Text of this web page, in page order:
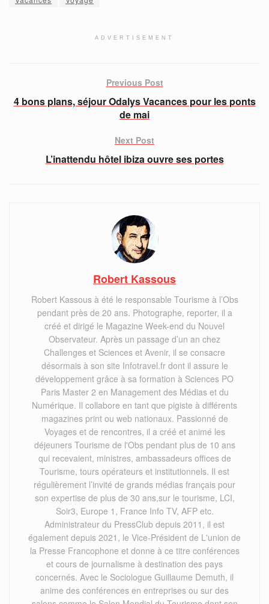
ADVERTISEMENT
Previous Post
4 bons plans, séjour Odalys Vacances pour les ponts
de mai
Next Post
L’inattendu hôtel ibiza ouvre ses portes
Robert Kassous
Robert Kassous à été le responsable Tourisme à l’Obs
pendant près de 20 ans. Photographe, reporter, il a
créé et dirigé le Magazine Week-end du Nouvel
Observateur. Après un passage d’un an chez
Challenges et Sciences et Avenir, il se consacre
désormais à son site Infotravel.fr dont il assure le
développement grâce à sa formation à Sciences PO
Paris Master 2 en Management des Médias et du
Numérique. Il collabore en tant que pigiste à différents
magazines print ou web nationaux. Passionné de
Voyages et de rencontres, il a créé et animé les
déjeuners Tourisme de l'Obs pendant plus de 10 ans
qui recevaient, ministres, ambassadeurs offices de
Tourisme, tours opérateurs et institutionnels. Il est
régulièrement l’invité de grands médias français pour
son expertise de plus de 30 ans,sur le tourisme, LCI,
Soir3, Europe 1, France Info TV, AFP etc.
Administrateur du PressClub depuis 2011, il est
également depuis 2021, le Vice-Président de L'union de
la Presse Francophone et donne à ce titre conférences
et cours de journalisme à destination des pays
concernés. Avec le Sociologue Guillaume Demuth, il
anime des conférences en entreprises ou sur des